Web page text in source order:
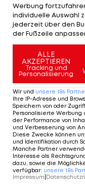
ohnehin etwas
Rennen sehr gut
auch zufrieden
Der
techniklastigen
kritisiert.
Auch in
Auch woanders
Für die als
gedachten
2016 in Südkorea
Werbung
individuelle Auswahl
jederzeit über den
der Fußzeile
ALLE
AKZEPTIEREN
Tracking und
Personalisierung
Wir und unsere 186
Ihre IP-Adresse und
Speichern von oder
Personalisierte
der Performance von
und Verbesserung von
Diese Zwecke können
und Identifikation durch
Manche Partner
Interesse als
dazu, sowie die
verfügbar: unsere 186
Impressum